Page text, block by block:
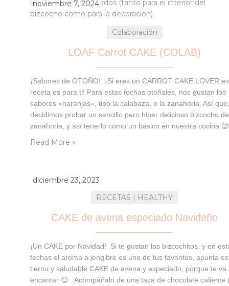
noviembre 7, 2024
Colaboración
LOAF Carrot CAKE (COLAB)
¡Sabores de OTOÑO! ¡Si eres un CARROT CAKE LOVER
receta es para ti! Para estas fechas otoñales, nos gustan los
sabores «naranjas», tipo la calabaza, o la zanahoria. Así
decidimos probar un sencillo pero hiper delicioso bizcocho de
zanahoria, y así tenerlo como un básico en nuestra cocina 😉
Read More »
diciembre 23, 2023
RECETAS | HEALTHY
CAKE de avena especiado Navideño
¡Un CAKE por Navidad! Si te gustan los bizcochitos, y en
fechas el aroma a jengibre es uno de tus favoritos, apunta
tierno y saludable CAKE de avena y especiado, porque te va
encantar 😉 Acompáñalo de una taza de chocolate caliente